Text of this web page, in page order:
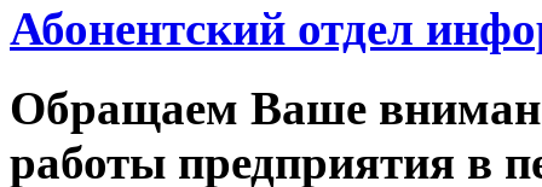
Абонентский отдел
Обращаем Ваше
работы предприятия в